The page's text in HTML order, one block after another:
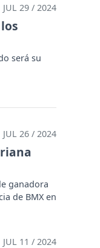
JUL 29 / 2024
será su
JUL 26 / 2024
ganadora
de BMX en
JUL 11 / 2024